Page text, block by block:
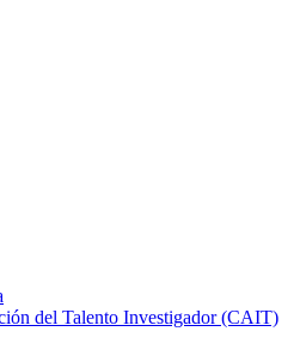
del Talento Investigador (CAIT)